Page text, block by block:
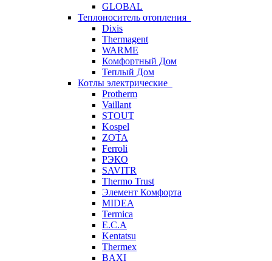
GLOBAL
Теплоноситель отопления
Dixis
Thermagent
WARME
Комфортный Дом
Теплый Дом
Котлы электрические
Protherm
Vaillant
STOUT
Kospel
ZOTA
Ferroli
РЭКО
SAVITR
Thermo Trust
Элемент Комфорта
MIDEA
Termica
E.C.A
Kentatsu
Thermex
BAXI